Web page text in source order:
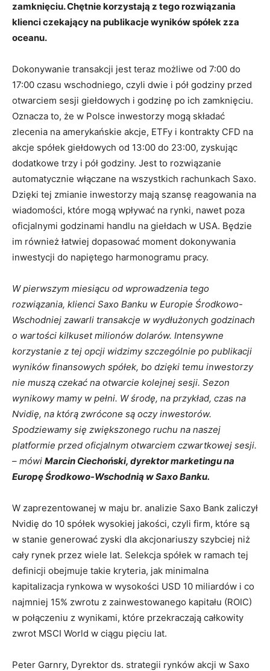
zamknięciu. Chętnie korzystają z tego rozwiązania
klienci czekający na publikacje wyników spółek zza
oceanu.
Dokonywanie transakcji jest teraz możliwe od 7:00 do
17:00 czasu wschodniego, czyli dwie i pół godziny przed
otwarciem sesji giełdowych i godzinę po ich zamknięciu.
Oznacza to, że w Polsce inwestorzy mogą składać
zlecenia na amerykańskie akcje, ETFy i kontrakty CFD na
akcje spółek giełdowych od 13:00 do 23:00, zyskując
dodatkowe trzy i pół godziny. Jest to rozwiązanie
automatycznie włączane na wszystkich rachunkach Saxo.
Dzięki tej zmianie inwestorzy mają szansę reagowania na
wiadomości, które mogą wpływać na rynki, nawet poza
oficjalnymi godzinami handlu na giełdach w USA. Będzie
im również łatwiej dopasować moment dokonywania
inwestycji do napiętego harmonogramu pracy.
W pierwszym miesiącu od wprowadzenia tego
rozwiązania, klienci Saxo Banku w Europie Środkowo-
Wschodniej zawarli transakcje w wydłużonych godzinach
o wartości kilkuset milionów dolarów. Intensywne
korzystanie z tej opcji widzimy szczególnie po publikacji
wyników finansowych spółek, bo dzięki temu inwestorzy
nie muszą czekać na otwarcie kolejnej sesji. Sezon
wynikowy mamy w pełni. W środę, na przykład, czas na
Nvidię, na którą zwrócone są oczy inwestorów.
Spodziewamy się zwiększonego ruchu na naszej
platformie przed oficjalnym otwarciem czwartkowej sesji.
– mówi Marcin Ciechoński, dyrektor marketingu na
Europę Środkowo-Wschodnią w Saxo Banku.
W zaprezentowanej w maju br. analizie Saxo Bank zaliczył
Nvidię do 10 spółek wysokiej jakości, czyli firm, które są
w stanie generować zyski dla akcjonariuszy szybciej niż
cały rynek przez wiele lat. Selekcja spółek w ramach tej
definicji obejmuje takie kryteria, jak minimalna
kapitalizacja rynkowa w wysokości USD 10 miliardów i co
najmniej 15% zwrotu z zainwestowanego kapitału (ROIC)
w połączeniu z wynikami, które przekraczają całkowity
zwrot MSCI World w ciągu pięciu lat.
Peter Garnry, Dyrektor ds. strategii rynków akcji w Saxo